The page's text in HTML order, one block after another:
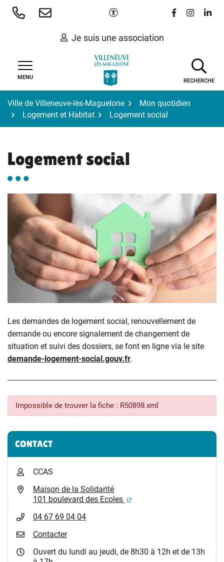
Aller
Paramètres d'accessibilité
Lien vers le
Lien vers
Lien
Je suis une association
MENU
RECHERCHE
Ville de Villeneuve-lès-Maguelone
Mon quotidien
Logement et Habitat
Logement social
Logement social
Les demandes de logement social, renouvellement de
demande ou encore signalement de changement de
situation et suivi des dossiers, se font en ligne via le site
demande-logement-social.gouv.fr.
Impossible de trouver la fiche : R50898.xml
Informations complémentaires
CONTACT
CCAS
Maison de la Solidarité
101 boulevard des Ecoles
(ouverture dans un
04 67 69 04 04
Contacter
Ouvert du lundi au jeudi, de 8h30 à 12h et de 13h